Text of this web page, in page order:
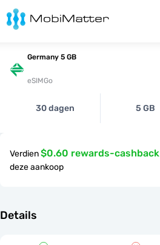
Germany 5 GB
eSIMGo
30 dagen 5 GB
Verdien$0.60 rewards-cashback
deze aankoop
Details